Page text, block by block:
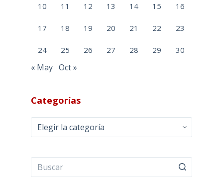
10 11 12 13 14 15 16
17 18 19 20 21 22 23
24 25 26 27 28 29 30
« May Oct »
Categorías
Categorías